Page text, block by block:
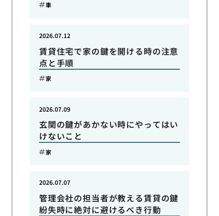
車
賃貸住宅で家の鍵を開ける時の注意
点と手順
2026.07.12
家
玄関の鍵があかない時にやってはい
けないこと
2026.07.09
家
管理会社の担当者が教える賃貸の鍵
紛失時に絶対に避けるべき行動
2026.07.07